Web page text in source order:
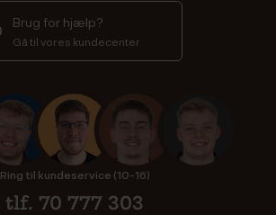
Brug for hjælp?
Gå til vores kundecenter
Ring til kundeservice (10-16)
tlf. 70 777 303